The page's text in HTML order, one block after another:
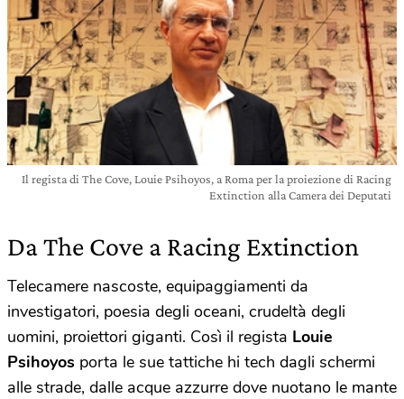
Il regista di The Cove, Louie Psihoyos, a Roma per la proiezione di Racing
Extinction alla Camera dei Deputati
Da The Cove a Racing Extinction
Telecamere nascoste, equipaggiamenti da
investigatori, poesia degli oceani, crudeltà degli
uomini, proiettori giganti. Così il regista Louie
Psihoyos porta le sue tattiche hi tech dagli schermi
alle strade, dalle acque azzurre dove nuotano le mante